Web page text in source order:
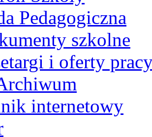
Pedagogiczna
szkolne
i oferty
internetowy